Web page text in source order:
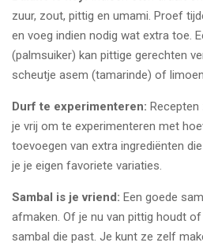
zuur, zout, pittig en umami. Proef
en voeg indien nodig wat extra toe.
(palmsuiker) kan pittige gerechten
scheutje asem (tamarinde) of
Durf te experimenteren: Recepten
je vrij om te experimenteren met
toevoegen van extra ingrediënten
je je eigen favoriete variaties.
Sambal is je vriend: Een goede
afmaken. Of je nu van pittig houdt
sambal die past. Je kunt ze zelf